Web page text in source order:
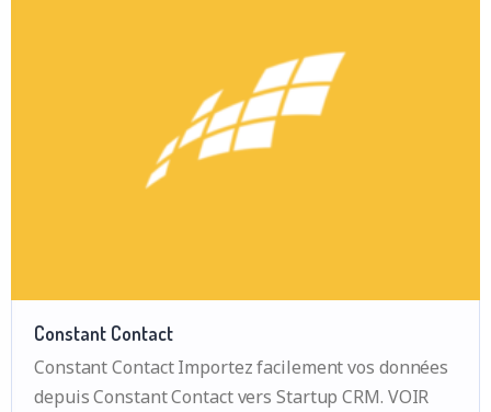
Constant Contact
Constant Contact Importez facilement vos données
depuis Constant Contact vers Startup CRM. VOIR